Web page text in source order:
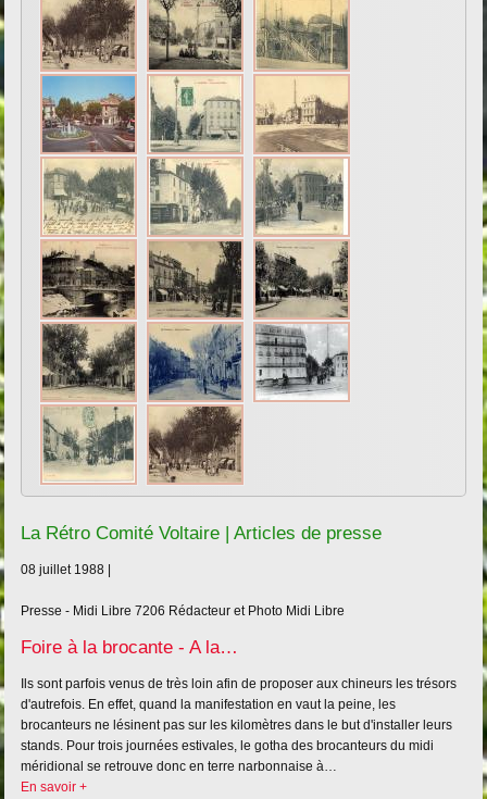
La Rétro Comité Voltaire | Articles de presse
08 juillet 1988 |
Presse - Midi Libre 7206 Rédacteur et Photo Midi Libre
Foire à la brocante - A la…
Ils sont parfois venus de très loin afin de proposer aux chineurs les trésors
d'autrefois. En effet, quand la manifestation en vaut la peine, les
brocanteurs ne lésinent pas sur les kilomètres dans le but d'installer leurs
stands. Pour trois journées estivales, le gotha des brocanteurs du midi
méridional se retrouve donc en terre narbonnaise à…
En savoir +